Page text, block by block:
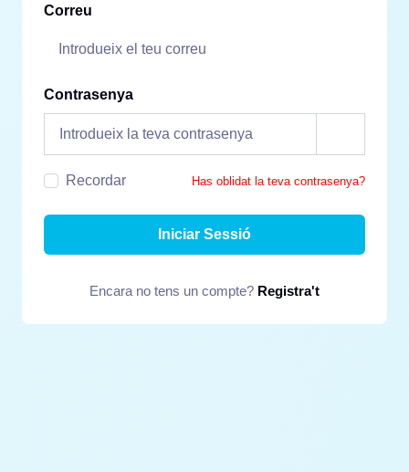
Correu
Contrasenya
Recordar Has oblidat la teva contrasenya?
Iniciar Sessió
Encara no tens un compte? Registra't